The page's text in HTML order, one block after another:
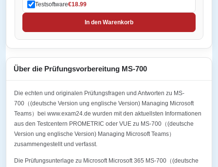
Testsoftware€18.99
In den Warenkorb
Über die Prüfungsvorbereitung MS-700
Die echten und originalen Prüfungsfragen und Antworten zu MS-
700（(deutsche Version ung englische Version) Managing Microsoft
Teams）bei www.exam24.de wurden mit den aktuellsten Informationen
aus den Testcentern PROMETRIC oder VUE zu MS-700（(deutsche
Version ung englische Version) Managing Microsoft Teams）
zusammengestellt und verfasst.
Die Prüfungsunterlage zu Microsoft Microsoft 365 MS-700（(deutsche